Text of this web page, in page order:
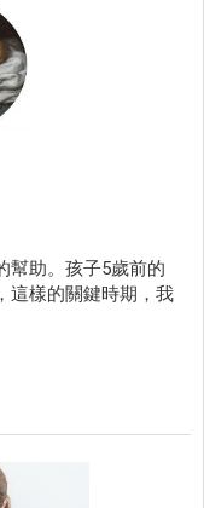
幫助。孩子5歲前的
這樣的關鍵時期，我